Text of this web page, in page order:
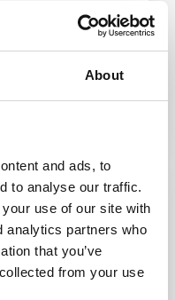
About
and ads, to
to analyse our traffic.
use of our site with
analytics partners who
that you’ve
from your use
1